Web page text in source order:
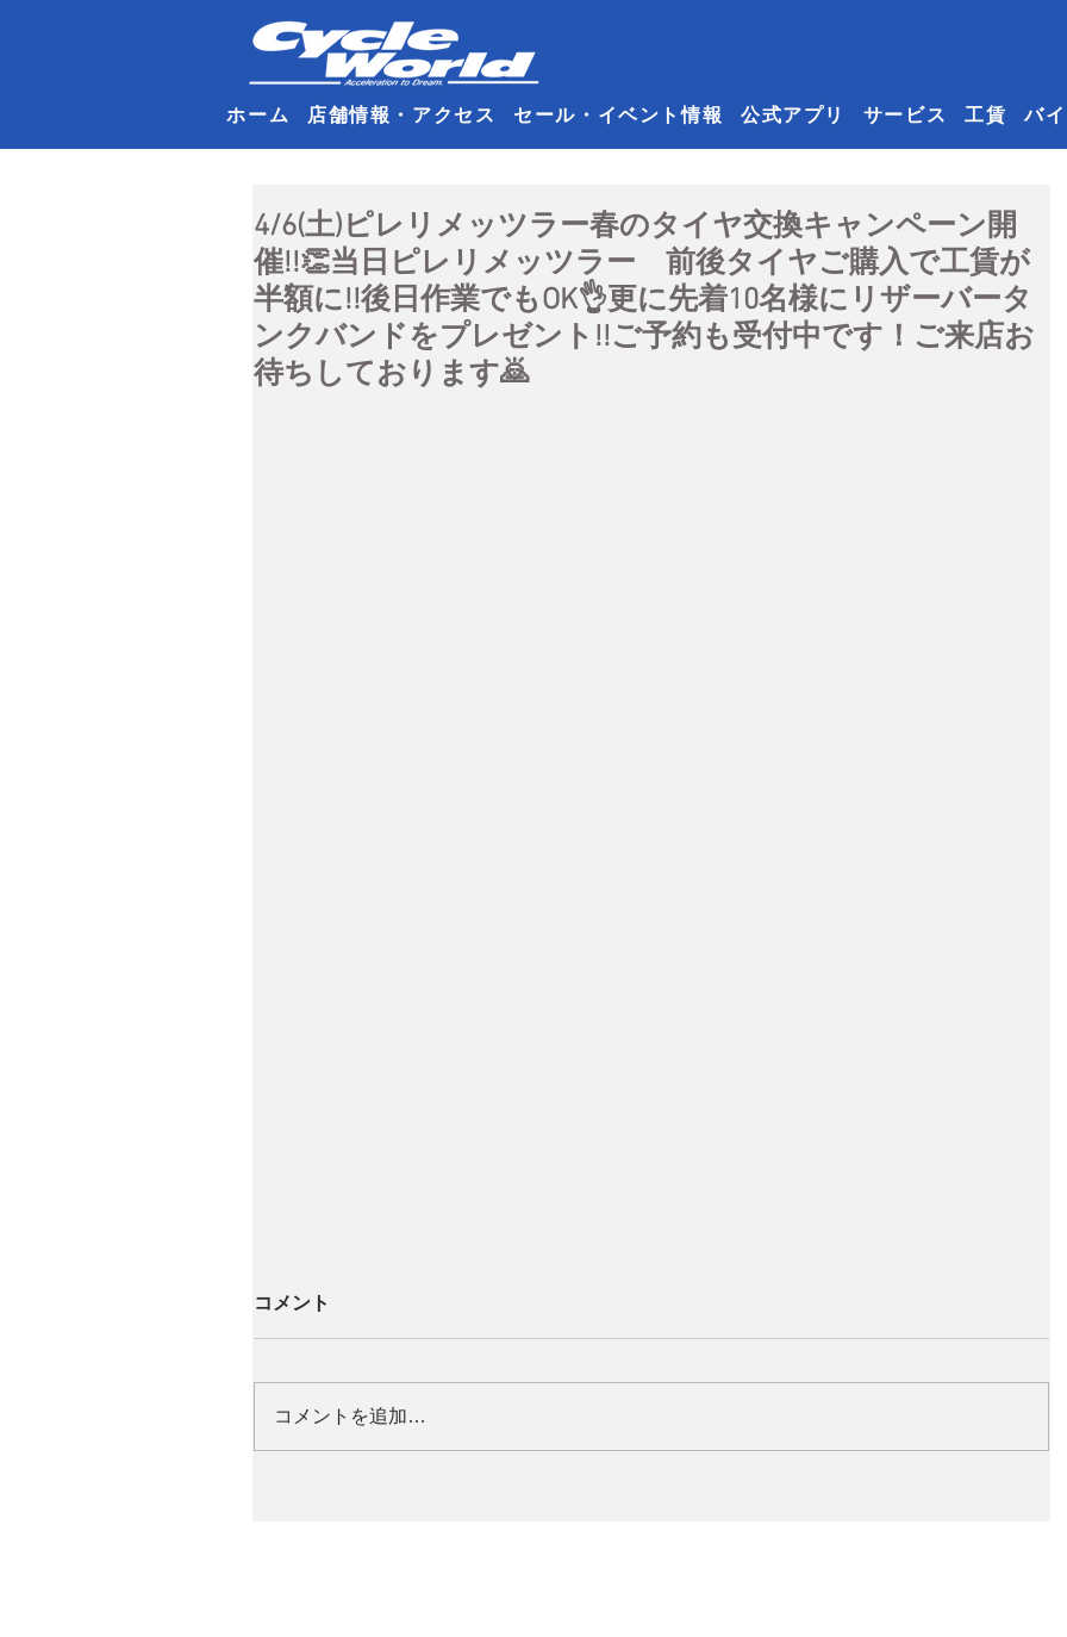
ホーム 店舗情報・アクセス セール・イベント情報 公式アプリ サービス 工賃 バ
4/6(土)ピレリメッツラー春のタイヤ交換キャンペーン開
催!!👏当日ピレリメッツラー 前後タイヤご購入で工賃が
半額に!!後日作業でもOK👌更に先着10名様にリザーバータ
ンクバンドをプレゼント!!ご予約も受付中です！ご来店お
待ちしております🙇
コメント
コメントを追加…